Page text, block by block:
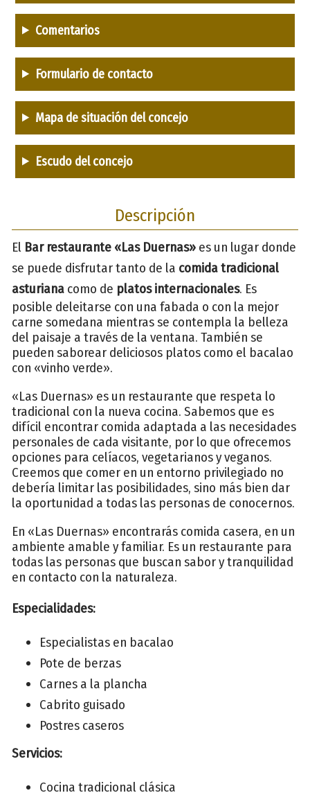
Comentarios
Formulario de contacto
Mapa de situación del concejo
Escudo del concejo
Descripción
El Bar restaurante «Las Duernas» es un lugar donde
se puede disfrutar tanto de la comida tradicional
asturiana como de platos internacionales. Es
posible deleitarse con una fabada o con la mejor
carne somedana mientras se contempla la belleza
del paisaje a través de la ventana. También se
pueden saborear deliciosos platos como el bacalao
con «vinho verde».
«Las Duernas» es un restaurante que respeta lo
tradicional con la nueva cocina. Sabemos que es
difícil encontrar comida adaptada a las necesidades
personales de cada visitante, por lo que ofrecemos
opciones para celíacos, vegetarianos y veganos.
Creemos que comer en un entorno privilegiado no
debería limitar las posibilidades, sino más bien dar
la oportunidad a todas las personas de conocernos.
En «Las Duernas» encontrarás comida casera, en un
ambiente amable y familiar. Es un restaurante para
todas las personas que buscan sabor y tranquilidad
en contacto con la naturaleza.
Especialidades:
Especialistas en bacalao
Pote de berzas
Carnes a la plancha
Cabrito guisado
Postres caseros
Servicios:
Cocina tradicional clásica